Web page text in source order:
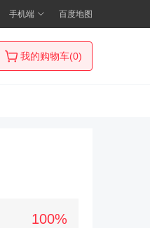
手机端 百度地图
我的购物车(0)
100%